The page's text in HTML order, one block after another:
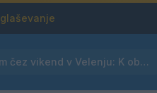
Kam čez vikend v Velenju: K obisku vabi Poletni bolšji sejem